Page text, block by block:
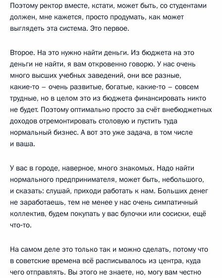
Поэтому ректор вместе, кстати, может быть, со студентами
должен, мне кажется, просто продумать, как может
выглядеть эта система. Это первое.
Второе. На это нужно найти деньги. Из бюджета на это
деньги не найти, я вам откровенно говорю. У нас очень
много высших учебных заведений, они все разные,
какие‑то – очень развитые, богатые, какие‑то – совсем
трудные, но в целом это из бюджета финансировать никто
не будет. Поэтому оптимально просто за счёт внебюджетных
доходов отремонтировать столовую и пустить туда
нормальный бизнес. А вот это уже задача, в том числе
и ваша.
У вас в городе, наверное, много знакомых. Надо найти
нормального предпринимателя, может быть, небольшого,
и сказать: слушай, приходи работать к нам. Больших денег
не заработаешь, тем не менее у нас очень симпатичный
коллектив, будем покупать у вас булочки или сосиски, ещё
что‑то.
На самом деле это только так и можно сделать, потому что
в советские времена всё расписывалось из центра, куда
чего отправлять. Вы этого не знаете, но, могу вам честно